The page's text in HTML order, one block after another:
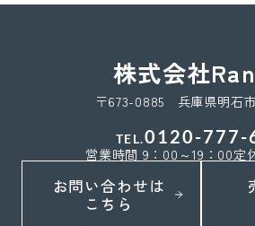
株式会社
〒673-0885 兵庫県明石
TEL.0120-777-
営業時間 9：00～19：00定
お問い合わせは
こちら